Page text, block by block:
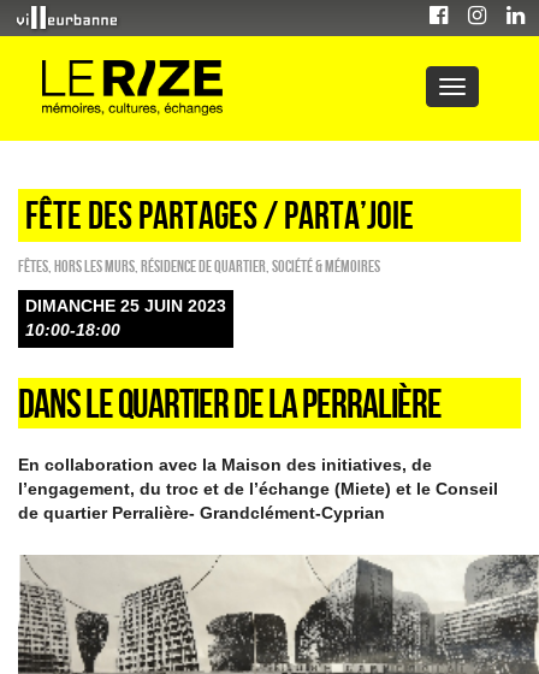
FÊTE DES PARTAGES / Parta’joie
FÊTES HORS LES MURS Résidence de quartier Société & Mémoires
DIMANCHE 25 JUIN 2023
10:00-18:00
DANS LE QUARTIER DE LA PERRALIÈRE
En collaboration avec la Maison des initiatives, de
l’engagement, du troc et de l’échange (Miete) et le Conseil
de quartier Perralière- Grandclément-Cyprian